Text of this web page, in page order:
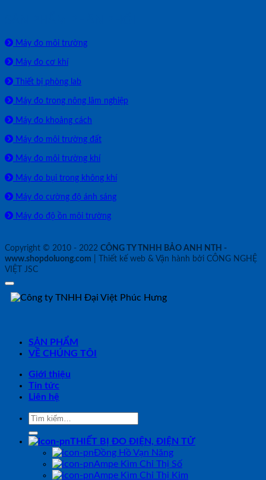
Máy đo môi trường
Máy đo cơ khí
Thiết bị phòng lab
Máy đo trong nông lâm nghiệp
Máy đo khoảng cách
Máy đo môi trường đất
Máy đo môi trường khí
Máy đo bụi trong không khí
Máy đo cường độ ánh sáng
Máy đo độ ồn môi trường
Copyright © 2010 - 2022 CÔNG TY TNHH BẢO ANH NTH -
www.shopdoluong.com | Thiết kế web & Vận hành bởi CÔNG NGHỆ
VIỆT JSC
SẢN PHẨM
VỀ CHÚNG TÔI
Giới thiệu
Tin tức
Liên hệ
Tìm
THIẾT BỊ ĐO ĐIỆN, ĐIỆN TỬ
Đồng Hồ Vạn Năng
Ampe Kìm Chỉ Thị Số
Ampe Kìm Chỉ Thị Kim